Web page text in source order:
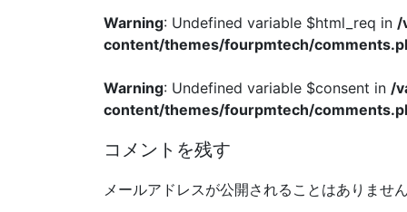
Warning: Undefined variable $html_req in /
content/themes/fourpmtech/
Warning: Undefined variable $consent in /
content/themes/fourpmtech/
コメントを残す
メールアドレスが公開されることはありません